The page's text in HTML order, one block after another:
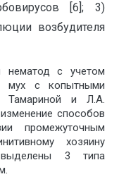
[6]; 3)
возбудителя
нематод с учетом
мух с копытными
Тамариной и Л.А.
способов
промежуточным
хозяину
3 типа